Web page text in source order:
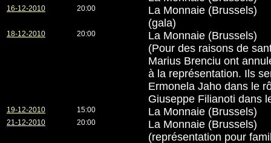
16-12-2010 20:00
La Monnaie (Brussels)
(gala)
18-12-2010 20:00
La Monnaie (Brussels)
(Pour des raisons de
Marius Brenciu ont
à la représentation. Ils
Ermonela Jaho dans le
Giuseppe Filianoti dans
19-12-2010 15:00 La Monnaie (Brussels)
21-12-2010 20:00
La Monnaie (Brussels)
(représentation pour